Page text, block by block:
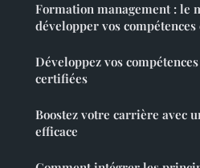
Formation management : le
développer vos
Développez vos
certifiées
Boostez votre carrière avec
efficace